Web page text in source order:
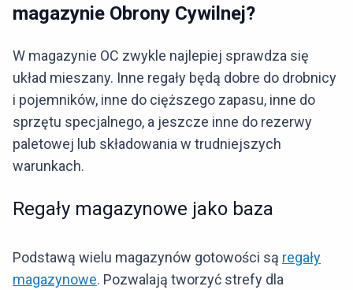
magazynie Obrony Cywilnej?
W magazynie OC zwykle najlepiej sprawdza się
układ mieszany. Inne regały będą dobre do drobnicy
i pojemników, inne do cięższego zapasu, inne do
sprzętu specjalnego, a jeszcze inne do rezerwy
paletowej lub składowania w trudniejszych
warunkach.
Regały magazynowe jako baza
Podstawą wielu magazynów gotowości są regały
magazynowe. Pozwalają tworzyć strefy dla